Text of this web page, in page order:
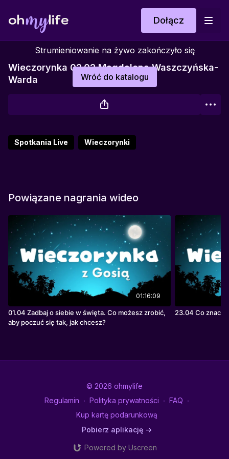
Dołącz
Strumieniowanie na żywo zakończyło się
Wróć do katalogu
Wieczorynka 02.02 Magdalena Waszczyńska-
Warda
Spotkania Live Wieczorynki
Powiązane nagrania wideo
01:16:09
01.04 Zadbaj o siebie w święta. Co możesz zrobić,
aby poczuć się tak, jak chcesz?
23.04 Co
© 2026 ohmylife
Regulamin ∙ Polityka prywatności ∙ FAQ ∙
Kup kartę podarunkową
Pobierz aplikację ->
Powered by Uscreen